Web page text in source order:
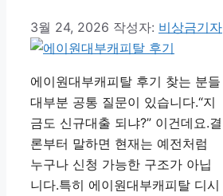
3월 24, 2026 작성자: 비상금기자
에이원대부캐피탈 후기 찾는 분들
대부분 공통 질문이 있습니다.“지
금도 신규대출 되냐?” 이건데요.결
론부터 말하면 현재는 예전처럼
누구나 신청 가능한 구조가 아닙
니다.특히 에이원대부캐피탈 디시